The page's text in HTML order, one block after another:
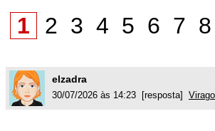
1 2 3 4 5 6 7
elzadra
30/07/2026 às 14:23 [resposta]